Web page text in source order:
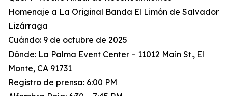
Homenaje a La Original Banda El Limón de Salvador
Lizárraga
Cuándo: 9 de octubre de 2025
Dónde: La Palma Event Center – 11012 Main St., El
Monte, CA 91731
Registro de prensa: 6:00 PM